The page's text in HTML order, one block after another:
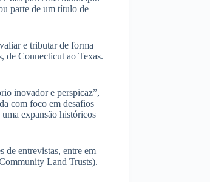
parte de um título de
e tributar de forma
de Connecticut ao Texas.
inovador e perspicaz”,
com foco em desafios
expansão históricos
de entrevistas, entre em
Land Trusts).